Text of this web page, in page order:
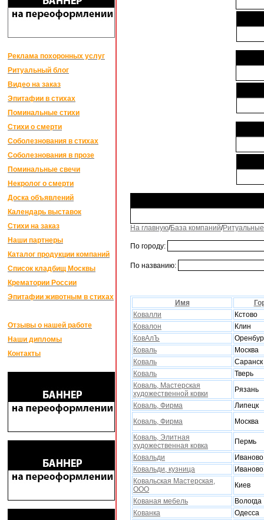
Реклама похоронных услуг
Ритуальный блог
Видео на заказ
Эпитафии в стихах
Поминальные стихи
Стихи о смерти
Соболезнования в стихах
Соболезнования в прозе
Поминальные свечи
Некролог о смерти
Доска объявлений
Календарь выставок
Стихи на заказ
Наши партнеры
Каталог продукции компаний
Список кладбищ Москвы
Крематории России
Эпитафии животным в стихах
Отзывы о нашей работе
Наши дипломы
Контакты
На главную/База компаний/
По городу:
По названию:
Имя
Ковалли
Кстово
Ковалон
Клин
КовАлЪ
Коваль
Москва
Коваль
Саранск
Коваль
Тверь
Коваль, Мастерская
xудожественной ковки
Рязань
Коваль, Фирма
Липецк
Коваль, Фирма
Москва
Коваль, Элитная
xудожественная ковка
Пермь
Ковальди
Иваново
Ковальди, кузница
Иваново
Ковальская Мастерская,
ООО
Киев
Кованая мебель
Вологда
Кованка
Одесса